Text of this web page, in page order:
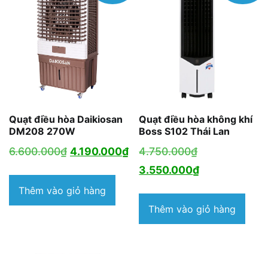
Quạt điều hòa Daikiosan
DM208 270W
6.600.000₫ Giá
là:
6.600.000₫.
4.190.000₫Giá
hiện
4.190.000₫.
Thêm vào giỏ hàng
Quạt điều hòa không khí
Boss S102 Thái Lan
4.750.000₫Giá
gốc
4.750.000₫.
3.550.000₫Giá
tại
là:
Thêm vào giỏ hàng